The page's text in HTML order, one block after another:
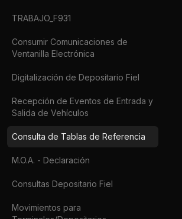
TRABAJO_F931
Consumir Comunicaciones de
Ventanilla Electrónica
Digitalización de Depositario Fiel
Recepción de Eventos de Entrada y
Salida de Vehículos
Consulta de Tablas de Referencia
M.O.A. - Declaración
Consultas Depositario Fiel
Movimientos para